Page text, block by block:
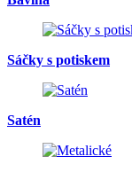
Sáčky s potiskem
Satén